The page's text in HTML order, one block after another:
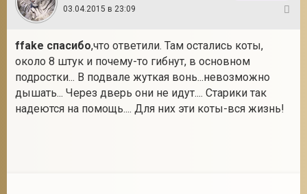
03.04.2015 в 23:09
ffake спасибо,что ответили. Там остались коты,
около 8 штук и почему-то гибнут, в основном
подростки... В подвале жуткая вонь...невозможно
дышать... Через дверь они не идут.... Старики так
надеются на помощь.... Для них эти коты-вся жизнь!